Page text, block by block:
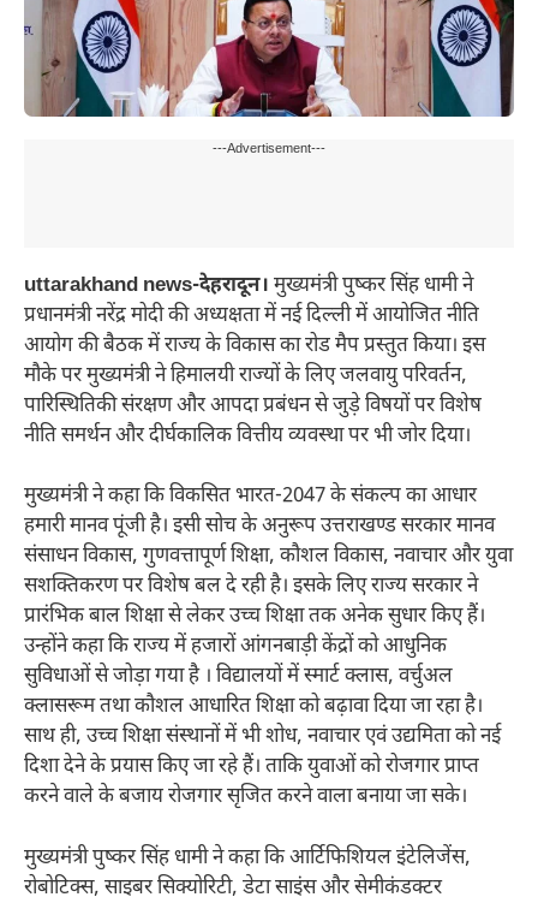
---Advertisement---
uttarakhand news-देहरादून। मुख्यमंत्री पुष्कर सिंह धामी ने
प्रधानमंत्री नरेंद्र मोदी की अध्यक्षता में नई दिल्ली में आयोजित नीति
आयोग की बैठक में राज्य के विकास का रोड मैप प्रस्तुत किया। इस
मौके पर मुख्यमंत्री ने हिमालयी राज्यों के लिए जलवायु परिवर्तन,
पारिस्थितिकी संरक्षण और आपदा प्रबंधन से जुड़े विषयों पर विशेष
नीति समर्थन और दीर्घकालिक वित्तीय व्यवस्था पर भी जोर दिया।
मुख्यमंत्री ने कहा कि विकसित भारत-2047 के संकल्प का आधार
हमारी मानव पूंजी है। इसी सोच के अनुरूप उत्तराखण्ड सरकार मानव
संसाधन विकास, गुणवत्तापूर्ण शिक्षा, कौशल विकास, नवाचार और युवा
सशक्तिकरण पर विशेष बल दे रही है। इसके लिए राज्य सरकार ने
प्रारंभिक बाल शिक्षा से लेकर उच्च शिक्षा तक अनेक सुधार किए हैं।
उन्होंने कहा कि राज्य में हजारों आंगनबाड़ी केंद्रों को आधुनिक
सुविधाओं से जोड़ा गया है । विद्यालयों में स्मार्ट क्लास, वर्चुअल
क्लासरूम तथा कौशल आधारित शिक्षा को बढ़ावा दिया जा रहा है।
साथ ही, उच्च शिक्षा संस्थानों में भी शोध, नवाचार एवं उद्यमिता को नई
दिशा देने के प्रयास किए जा रहे हैं। ताकि युवाओं को रोजगार प्राप्त
करने वाले के बजाय रोजगार सृजित करने वाला बनाया जा सके।
मुख्यमंत्री पुष्कर सिंह धामी ने कहा कि आर्टिफिशियल इंटेलिजेंस,
रोबोटिक्स, साइबर सिक्योरिटी, डेटा साइंस और सेमीकंडक्टर